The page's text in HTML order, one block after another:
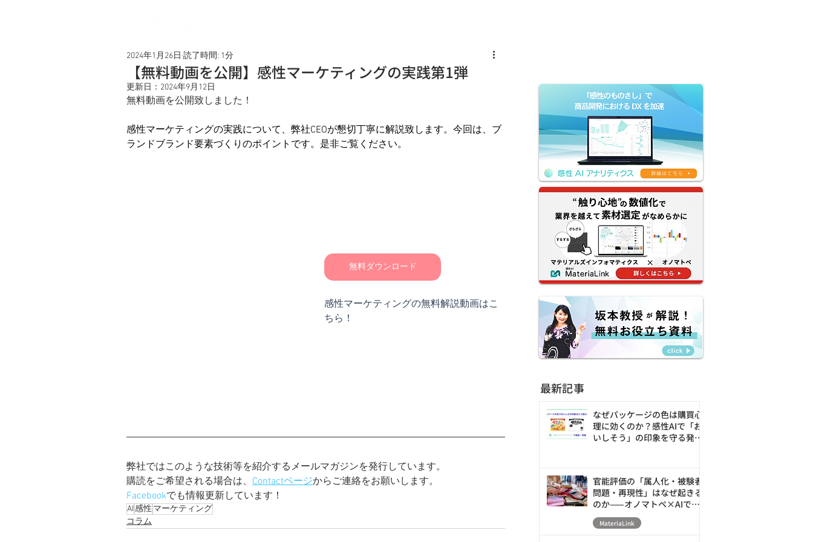
【無料動画を公開】感性マーケティングの実践第1弾
2024年1月26日 読了時間: 1分
更新日： 2024年9月12日
無料動画を公開致しました！
感性マーケティングの実践について、弊社CEOが懇切丁寧に解説致します。今回は、ブ
ランドブランド要素づくりのポイントです。是非ご覧ください。
無料ダウンロード
感性マーケティングの無料解説動画はこ
ちら！
弊社ではこのような技術等を紹介するメールマガジンを発行しています。
購読をご希望される場合は、 Contactページからご連絡をお願いします。
Facebookでも情報更新しています！
AI感性マーケティング
コラム
最新記事
なぜパッケージの色は購買心
理に効くのか？感性AIで「お
いしそう」の印象を守る発売
官能評価の「属人化・被験者
問題・再現性」はなぜ起きる
のか——オノマトペ×AIで素
材の触感を数値化・シミュレ
ーションする新アプローチ
MateriaLink